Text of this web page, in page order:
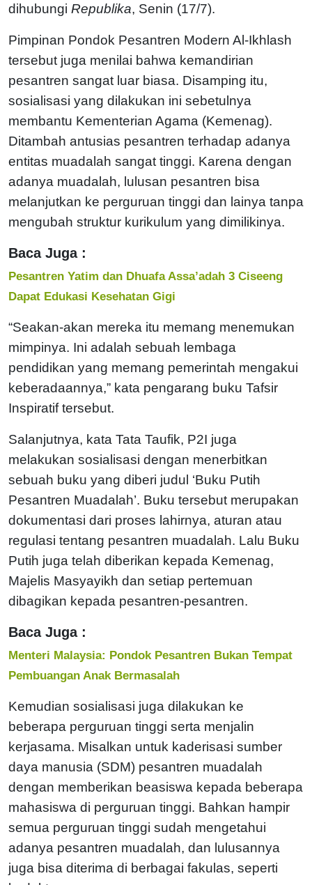
dihubungi Republika, Senin (17/7).
Pimpinan Pondok Pesantren Modern Al-Ikhlash
tersebut juga menilai bahwa kemandirian
pesantren sangat luar biasa. Disamping itu,
sosialisasi yang dilakukan ini sebetulnya
membantu Kementerian Agama (Kemenag).
Ditambah antusias pesantren terhadap adanya
entitas muadalah sangat tinggi. Karena dengan
adanya muadalah, lulusan pesantren bisa
melanjutkan ke perguruan tinggi dan lainya tanpa
mengubah struktur kurikulum yang dimilikinya.
Baca Juga :
Pesantren Yatim dan Dhuafa Assa’adah 3 Ciseeng
Dapat Edukasi Kesehatan Gigi
“Seakan-akan mereka itu memang menemukan
mimpinya. Ini adalah sebuah lembaga
pendidikan yang memang pemerintah mengakui
keberadaannya,” kata pengarang buku Tafsir
Inspiratif tersebut.
Salanjutnya, kata Tata Taufik, P2I juga
melakukan sosialisasi dengan menerbitkan
sebuah buku yang diberi judul ‘Buku Putih
Pesantren Muadalah’. Buku tersebut merupakan
dokumentasi dari proses lahirnya, aturan atau
regulasi tentang pesantren muadalah. Lalu Buku
Putih juga telah diberikan kepada Kemenag,
Majelis Masyayikh dan setiap pertemuan
dibagikan kepada pesantren-pesantren.
Baca Juga :
Menteri Malaysia: Pondok Pesantren Bukan Tempat
Pembuangan Anak Bermasalah
Kemudian sosialisasi juga dilakukan ke
beberapa perguruan tinggi serta menjalin
kerjasama. Misalkan untuk kaderisasi sumber
daya manusia (SDM) pesantren muadalah
dengan memberikan beasiswa kepada beberapa
mahasiswa di perguruan tinggi. Bahkan hampir
semua perguruan tinggi sudah mengetahui
adanya pesantren muadalah, dan lulusannya
juga bisa diterima di berbagai fakulas, seperti